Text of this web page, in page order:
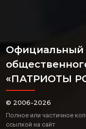
Официальный
«ПАТРИОТЫ
© 2006-2026
Полное или частичное
ссылкой на сайт